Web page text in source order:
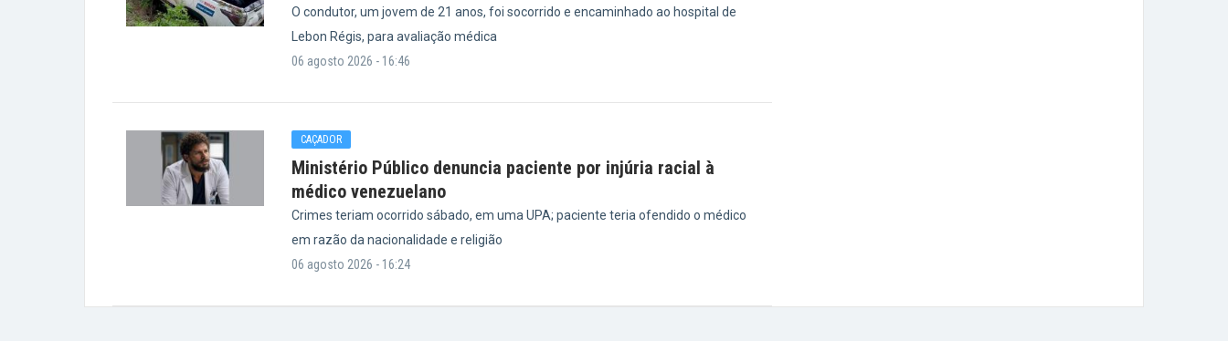
O condutor, um jovem de 21 anos, foi socorrido e encaminhado ao hospital de
Lebon Régis, para avaliação médica
06 agosto 2026 - 16:46
CAÇADOR
Ministério Público denuncia paciente por injúria racial à
médico venezuelano
Crimes teriam ocorrido sábado, em uma UPA; paciente teria ofendido o médico
em razão da nacionalidade e religião
06 agosto 2026 - 16:24